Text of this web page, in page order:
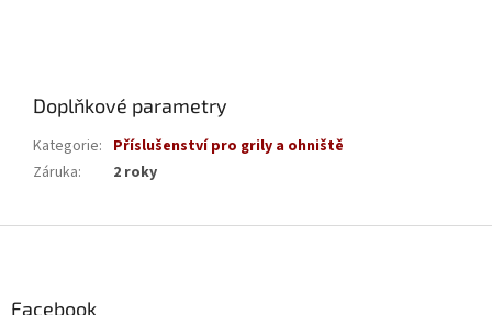
Doplňkové parametry
Kategorie: Příslušenství pro grily a ohniště
Záruka: 2 roky
Facebook